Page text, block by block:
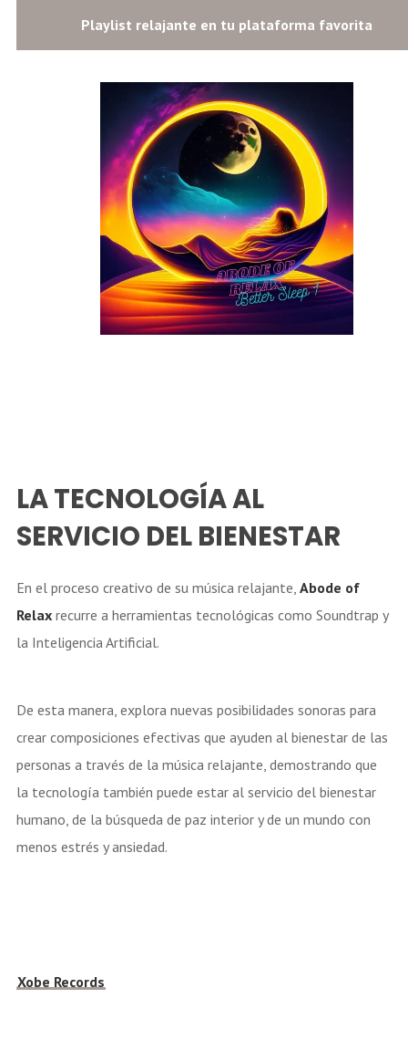
Playlist relajante en tu plataforma favorita
LA TECNOLOGÍA AL
SERVICIO DEL BIENESTAR
En el proceso creativo de su música relajante, Abode of
Relaxrecurre a herramientas tecnológicas como Soundtrap y
la Inteligencia Artificial.
De esta manera, explora nuevas posibilidades sonoras para
crear composiciones efectivas que ayuden al bienestar de las
personas a través de la música relajante, demostrando que
la tecnología también puede estar al servicio del bienestar
humano, de la búsqueda de paz interior y de un mundo con
menos estrés y ansiedad.
Xobe Records